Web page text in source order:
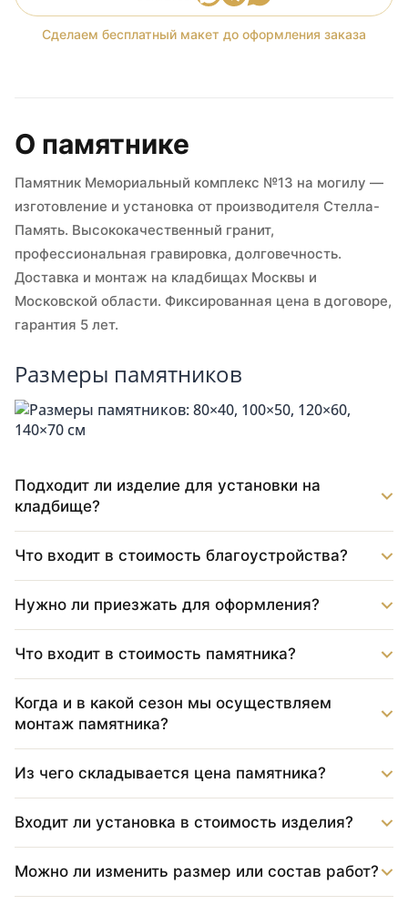
Сделаем бесплатный макет до оформления заказа
О памятнике
Памятник Мемориальный комплекс №13 на могилу —
изготовление и установка от производителя Стелла-
Память. Высококачественный гранит,
профессиональная гравировка, долговечность.
Доставка и монтаж на кладбищах Москвы и
Московской области. Фиксированная цена в договоре,
гарантия 5 лет.
Размеры памятников
Подходит ли изделие для установки на
кладбище?
Что входит в стоимость благоустройства?
Нужно ли приезжать для оформления?
Что входит в стоимость памятника?
Когда и в какой сезон мы осуществляем
монтаж памятника?
Из чего складывается цена памятника?
Входит ли установка в стоимость изделия?
Можно ли изменить размер или состав работ?